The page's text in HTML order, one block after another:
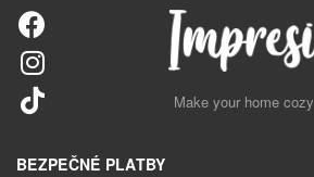
Make your home cozy
BEZPEČNÉ PLATBY